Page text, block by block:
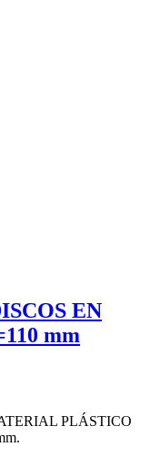
EN
mm
PLÁSTICO